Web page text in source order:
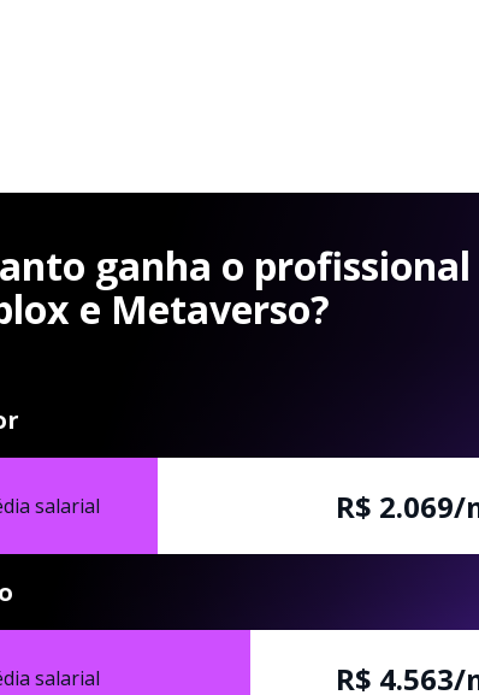
ganha o profissional
e Metaverso?
salarial R$ 2.069/
salarial R$ 4.563/